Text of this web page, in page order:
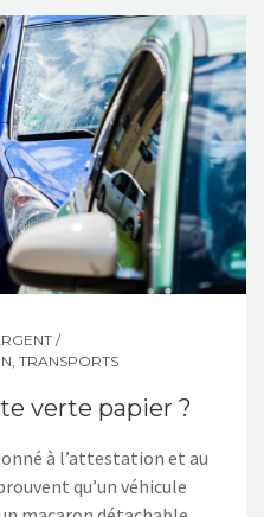
/
TRANSPORTS
verte papier ?
à l’attestation et au
qu’un véhicule